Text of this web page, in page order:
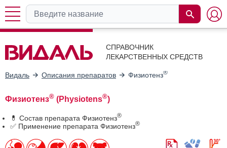
СПРАВОЧНИК
ЛЕКАРСТВЕННЫХ СРЕДСТВ
Видаль Описания препаратов Физиотенз®
Физиотенз® (Physiotens®)
💊 Состав препарата Физиотенз®
✅ Применение препарата Физиотенз®